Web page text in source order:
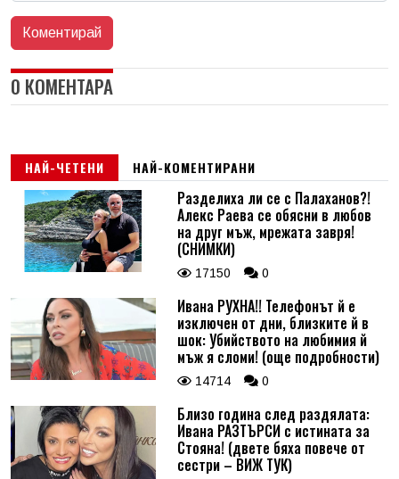
0 КОМЕНТАРА
НАЙ-ЧЕТЕНИ НАЙ-КОМЕНТИРАНИ
Разделиха ли се с Палаханов?!
Алекс Раева се обясни в любов
на друг мъж, мрежата завря!
(СНИМКИ)
17150 0
Ивана РУХНА!! Телефонът й е
изключен от дни, близките й в
шок: Убийството на любимия й
мъж я сломи! (още подробности)
14714 0
Близо година след раздялата:
Ивана РАЗТЪРСИ с истината за
Стояна! (двете бяха повече от
сестри – ВИЖ ТУК)